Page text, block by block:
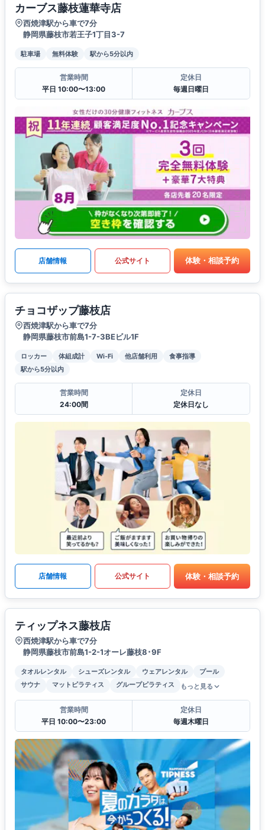
カーブス藤枝蓮華寺店
西焼津駅から車で7分
静岡県藤枝市若王子1丁目3-7
駐車場 無料体験 駅から5分以内
営業時間
平日 10:00〜13:00
定休日
毎週日曜日
店舗情報 公式サイト 体験・相談予約
チョコザップ藤枝店
西焼津駅から車で7分
静岡県藤枝市前島1-7-3BEビル1F
ロッカー 体組成計 Wi-Fi 他店舗利用
食事指導
駅から5分以内
営業時間
24:00間
定休日
定休日なし
店舗情報 公式サイト 体験・相談予約
ティップネス藤枝店
西焼津駅から車で7分
静岡県藤枝市前島1-2-1オーレ藤枝8･9F
タオルレンタル シューズレンタル ウェアレンタル
プール
サウナ
マットピラティス グループピラティス もっと見る
営業時間
平日 10:00〜23:00
定休日
毎週木曜日